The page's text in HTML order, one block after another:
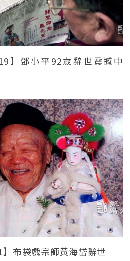
】鄧小平92歲辭世震撼中
】布袋戲宗師黃海岱辭世